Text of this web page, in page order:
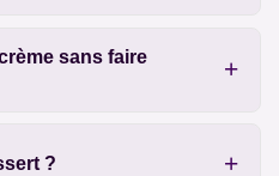
sans faire
?